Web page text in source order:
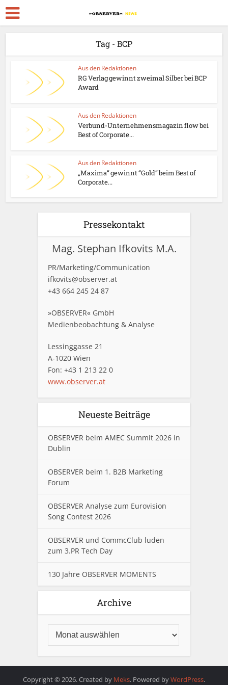
Tag - BCP
Aus den Redaktionen
RG Verlag gewinnt zweimal Silber bei BCP
Award
Aus den Redaktionen
Verbund-Unternehmensmagazin flow bei
Best of Corporate...
Aus den Redaktionen
„Maxima“ gewinnt “Gold” beim Best of
Corporate...
Pressekontakt
Mag. Stephan Ifkovits M.A.
PR/Marketing/Communication
ifkovits@observer.at
+43 664 245 24 87
»OBSERVER« GmbH
Medienbeobachtung & Analyse
Lessinggasse 21
A-1020 Wien
Fon: +43 1 213 22 0
www.observer.at
Neueste Beiträge
OBSERVER beim AMEC Summit 2026 in
Dublin
OBSERVER beim 1. B2B Marketing
Forum
OBSERVER Analyse zum Eurovision
Song Contest 2026
OBSERVER und CommcClub luden
zum 3.PR Tech Day
130 Jahre OBSERVER MOMENTS
Archive
Copyright © 2026. Created by Meks. Powered byWordPress.